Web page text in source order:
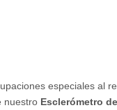
especiales al
nuestro Esclerómetro